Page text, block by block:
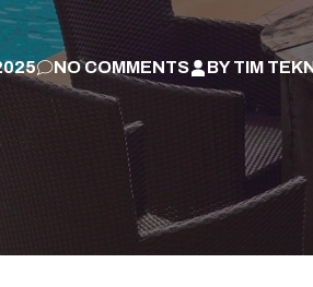
NO COMMENTS BYTIM